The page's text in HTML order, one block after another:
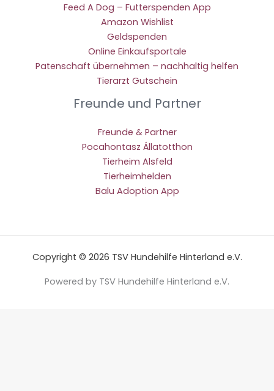
Feed A Dog – Futterspenden App
Amazon Wishlist
Geldspenden
Online Einkaufsportale
Patenschaft übernehmen – nachhaltig helfen
Tierarzt Gutschein
Freunde und Partner
Freunde & Partner
Pocahontasz Állatotthon
Tierheim Alsfeld
Tierheimhelden
Balu Adoption App
Copyright © 2026 TSV Hundehilfe Hinterland e.V.
Powered by TSV Hundehilfe Hinterland e.V.